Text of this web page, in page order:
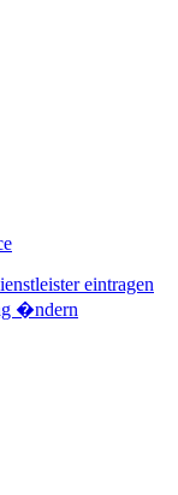
eintragen
�ndern